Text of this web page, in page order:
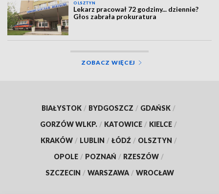
OLSZTYN
Lekarz pracował 72 godziny... dziennie?
Głos zabrała prokuratura
ZOBACZ WIĘCEJ
BIAŁYSTOK / BYDGOSZCZ / GDAŃSK /
GORZÓW WLKP. / KATOWICE / KIELCE /
KRAKÓW / LUBLIN / ŁÓDŹ / OLSZTYN /
OPOLE / POZNAŃ / RZESZÓW /
SZCZECIN / WARSZAWA / WROCŁAW